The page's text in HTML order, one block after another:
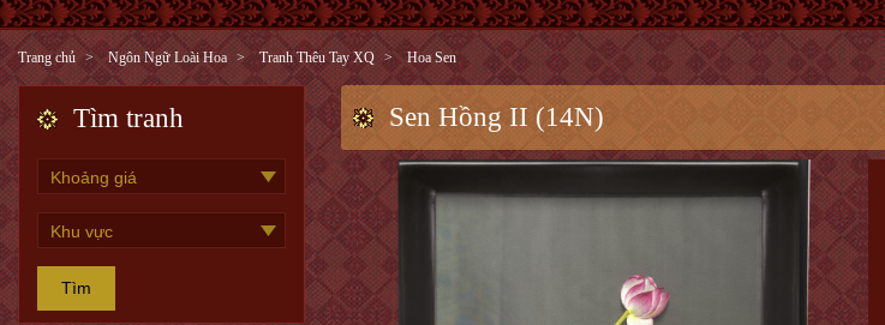
Trang chủ Ngôn Ngữ Loài Hoa Tranh Thêu Tay XQ Hoa Sen
Tìm tranh
Tìm
Sen Hồng II (14N)